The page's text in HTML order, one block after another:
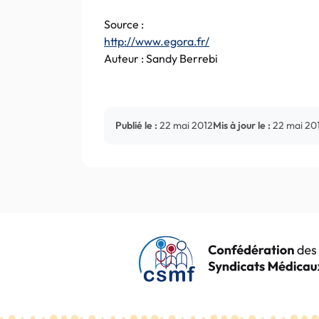
Source :
http://www.egora.fr/
Auteur : Sandy Berrebi
Publié le : 22 mai 2012Mis à jour le : 22 mai